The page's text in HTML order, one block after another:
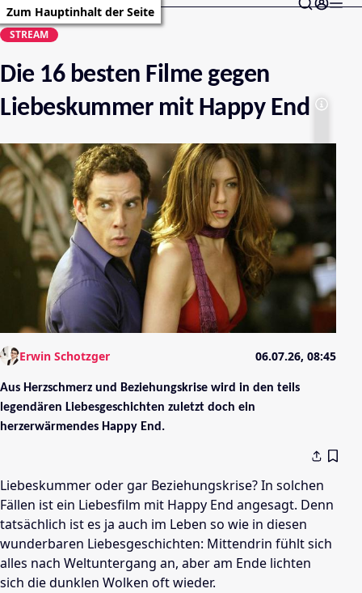
Zum Hauptinhalt der Seite
STREAM
Die 16 besten Filme gegen
Liebeskummer mit Happy End
Erwin Schotzger 06.07.26, 08:45
Aus Herzschmerz und Beziehungskrise wird in den teils
legendären Liebesgeschichten zuletzt doch ein
herzerwärmendes Happy End.
Liebeskummer oder gar Beziehungskrise? In solchen
Fällen ist ein Liebesfilm mit Happy End angesagt. Denn
tatsächlich ist es ja auch im Leben so wie in diesen
wunderbaren Liebesgeschichten: Mittendrin fühlt sich
alles nach Weltuntergang an, aber am Ende lichten
sich die dunklen Wolken oft wieder.